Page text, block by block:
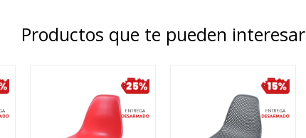
Productos que te pueden interesar